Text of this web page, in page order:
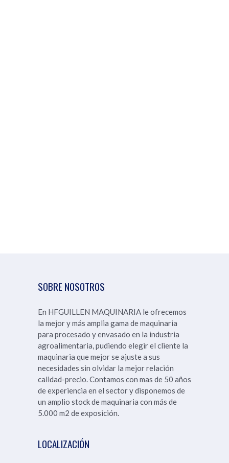
SOBRE NOSOTROS
En HFGUILLEN MAQUINARIA le ofrecemos
la mejor y más amplia gama de maquinaria
para procesado y envasado en la industria
agroalimentaria, pudiendo elegir el cliente la
maquinaria que mejor se ajuste a sus
necesidades sin olvidar la mejor relación
calidad-precio. Contamos con mas de 50 años
de experiencia en el sector y disponemos de
un amplio stock de maquinaria con más de
5.000 m2 de exposición.
LOCALIZACIÓN